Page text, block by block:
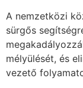
A nemzetközi
sürgős
mélyülését, és
vezető